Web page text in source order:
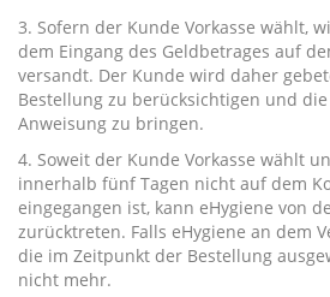
3. Sofern der Kunde Vorkasse wählt,
dem Eingang des Geldbetrages auf
versandt. Der Kunde wird daher
Bestellung zu berücksichtigen und
Anweisung zu bringen.
4. Soweit der Kunde Vorkasse wählt
innerhalb fünf Tagen nicht auf dem
eingegangen ist, kann eHygiene von
zurücktreten. Falls eHygiene an dem
die im Zeitpunkt der Bestellung
nicht mehr.